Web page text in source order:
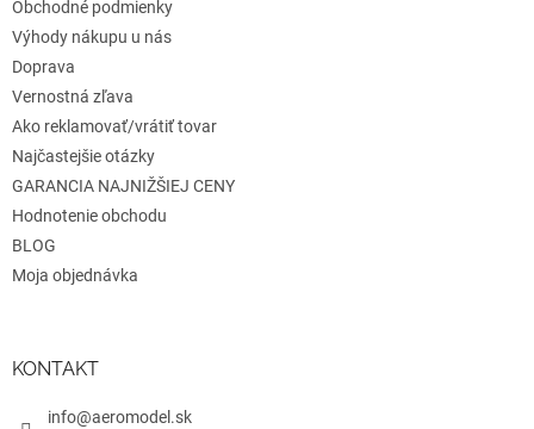
eObchodné podmienky
Výhody nákupu u nás
Doprava
Vernostná zľava
Ako reklamovať/vrátiť tovar
Najčastejšie otázky
GARANCIA NAJNIŽŠIEJ CENY
Hodnotenie obchodu
BLOG
Moja objednávka
KONTAKT
info@aeromodel.sk